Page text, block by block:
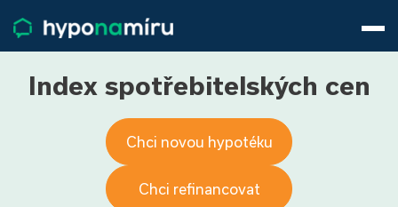
Životní pojištění
Pojištění nemovitosti
Články
O nás
800 688 388
Přihlásit
Index spotřebitelských cen
Chci novou hypotéku
Chci refinancovat